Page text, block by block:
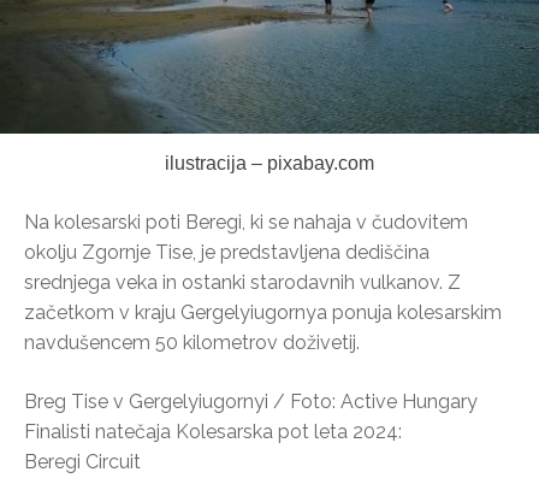
ilustracija – pixabay.com
Na kolesarski poti Beregi, ki se nahaja v čudovitem
okolju Zgornje Tise, je predstavljena dediščina
srednjega veka in ostanki starodavnih vulkanov. Z
začetkom v kraju Gergelyiugornya ponuja kolesarskim
navdušencem 50 kilometrov doživetij.
Breg Tise v Gergelyiugornyi / Foto: Active Hungary
Finalisti natečaja Kolesarska pot leta 2024:
Beregi Circuit